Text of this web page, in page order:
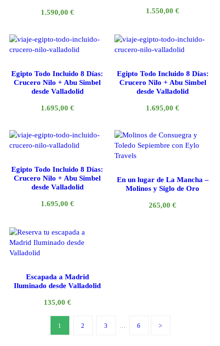
1.590,00 € 1.550,00€
Egipto Todo Incluido 8 Días:
Crucero Nilo + Abu Simbel
desde Valladolid
1.695,00 €
Egipto Todo Incluido 8 Días:
Crucero Nilo + Abu Simbel
desde Valladolid
1.695,00€
Egipto Todo Incluido 8 Días:
Crucero Nilo + Abu Simbel
desde Valladolid
1.695,00 €
En un lugar de La Mancha –
Molinos y Siglo de Oro
265,00€
Escapada a Madrid
Iluminado desde Valladolid
135,00 €
1 2 3 6